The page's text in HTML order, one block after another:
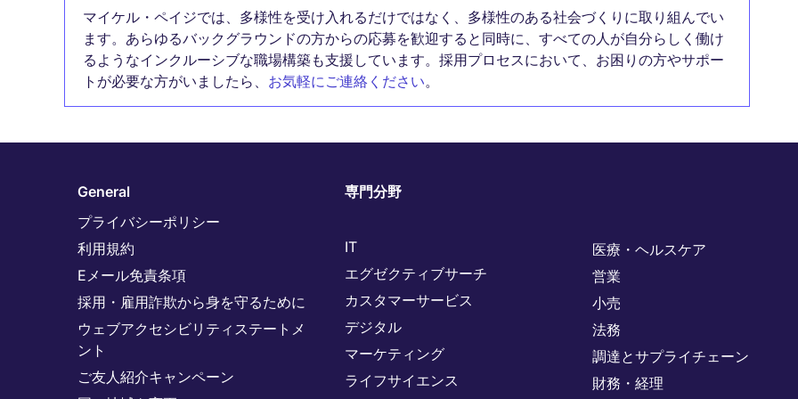
マイケル・ペイジでは、多様性を受け入れるだけではなく、多様性のある社会づくりに取り組んでい
ます。あらゆるバックグラウンドの方からの応募を歓迎すると同時に、すべての人が自分らしく働け
るようなインクルーシブな職場構築も支援しています。採用プロセスにおいて、お困りの方やサポー
トが必要な方がいましたら、 お気軽にご連絡ください。
General
プライバシーポリシー
利用規約
Eメール免責条項
採用・雇用詐欺から身を守るために
ウェブアクセシビリティステートメ
ント
ご友人紹介キャンペーン
専門分野
IT
エグゼクティブサーチ
カスタマーサービス
デジタル
マーケティング
ライフサイエンス
医療・ヘルスケア
営業
小売
法務
調達とサプライチェーン
財務・経理